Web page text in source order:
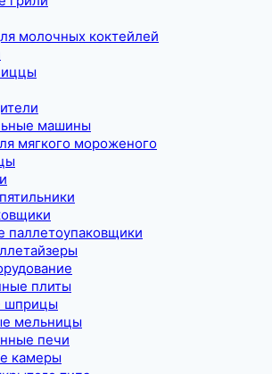
молочных коктейлей
машины
мягкого мороженого
паллетоупаковщики
плиты
шприцы
мельницы
печи
камеры